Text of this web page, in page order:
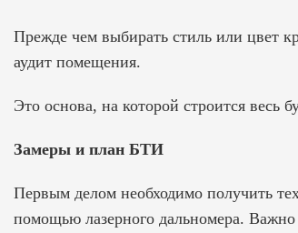
Прежде чем выбирать стиль или цвет
аудит помещения.
Это основа, на которой строится весь
Замеры и план БТИ
Первым делом необходимо получить
помощью лазерного дальномера. Важно